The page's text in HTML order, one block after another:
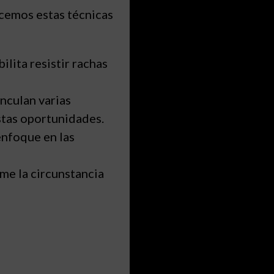
estas técnicas
resistir rachas
varias
oportunidades.
en las
la circunstancia